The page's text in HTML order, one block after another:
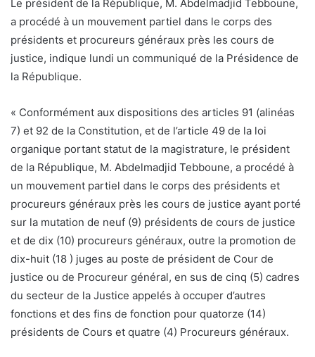
Le président de la République, M. Abdelmadjid Tebboune,
a procédé à un mouvement partiel dans le corps des
présidents et procureurs généraux près les cours de
justice, indique lundi un communiqué de la Présidence de
la République.
« Conformément aux dispositions des articles 91 (alinéas
7) et 92 de la Constitution, et de l’article 49 de la loi
organique portant statut de la magistrature, le président
de la République, M. Abdelmadjid Tebboune, a procédé à
un mouvement partiel dans le corps des présidents et
procureurs généraux près les cours de justice ayant porté
sur la mutation de neuf (9) présidents de cours de justice
et de dix (10) procureurs généraux, outre la promotion de
dix-huit (18 ) juges au poste de président de Cour de
justice ou de Procureur général, en sus de cinq (5) cadres
du secteur de la Justice appelés à occuper d’autres
fonctions et des fins de fonction pour quatorze (14)
présidents de Cours et quatre (4) Procureurs généraux.